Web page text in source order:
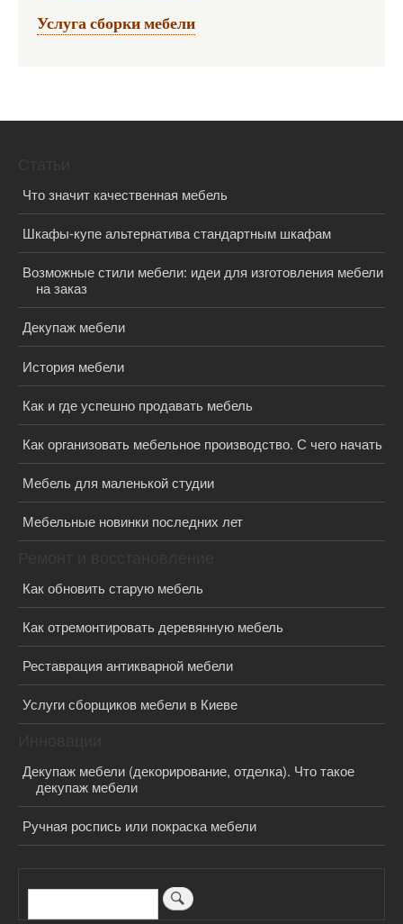
Услуга сборки мебели
Что значит качественная мебель
Шкафы-купе альтернатива стандартным шкафам
Возможные стили мебели: идеи для изготовления мебели
на заказ
Декупаж мебели
История мебели
Как и где успешно продавать мебель
Как организовать мебельное производство. С чего начать
Мебель для маленькой студии
Мебельные новинки последних лет
Как обновить старую мебель
Как отремонтировать деревянную мебель
Реставрация антикварной мебели
Услуги сборщиков мебели в Киеве
Декупаж мебели (декорирование, отделка). Что такое
декупаж мебели
Ручная роспись или покраска мебели
Поиск